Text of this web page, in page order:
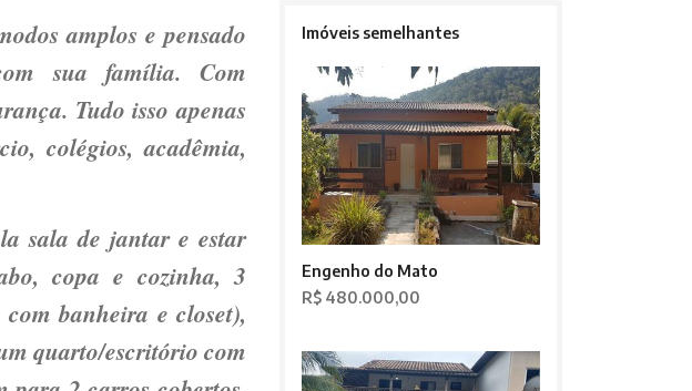
amplos e pensado
sua família. Com
Tudo isso apenas
colégios, acadêmia,
sala de jantar e estar
copa e cozinha, 3
banheira e closet),
quarto/escritório com
Imóveis semelhantes
Engenho do Mato
R$ 480.000,00